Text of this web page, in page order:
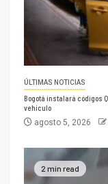
ÚLTIMAS NOTICIAS
Bogotá instalará códigos
vehículo
agosto 5, 2026
2 min read